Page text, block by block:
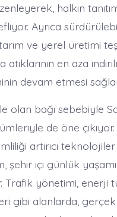
halkın
Ayrıca
ve yerel üretimi
atıklarının en aza
devam etmesi
olan bağı sebebiyle
de öne çıkıyor.
artırıcı
şehir içi günlük yaşamı
Trafik yönetimi, enerji
gibi alanlarda, gerçek